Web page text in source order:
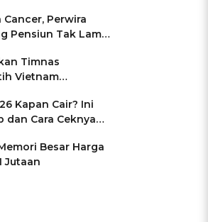
Perwira
Pensiun Tak Lama
Timnas
Vietnam
Jimat di Pakansari
Kapan Cair? Ini
dan Cara Ceknya
Hangus!
Besar Harga
Jutaan